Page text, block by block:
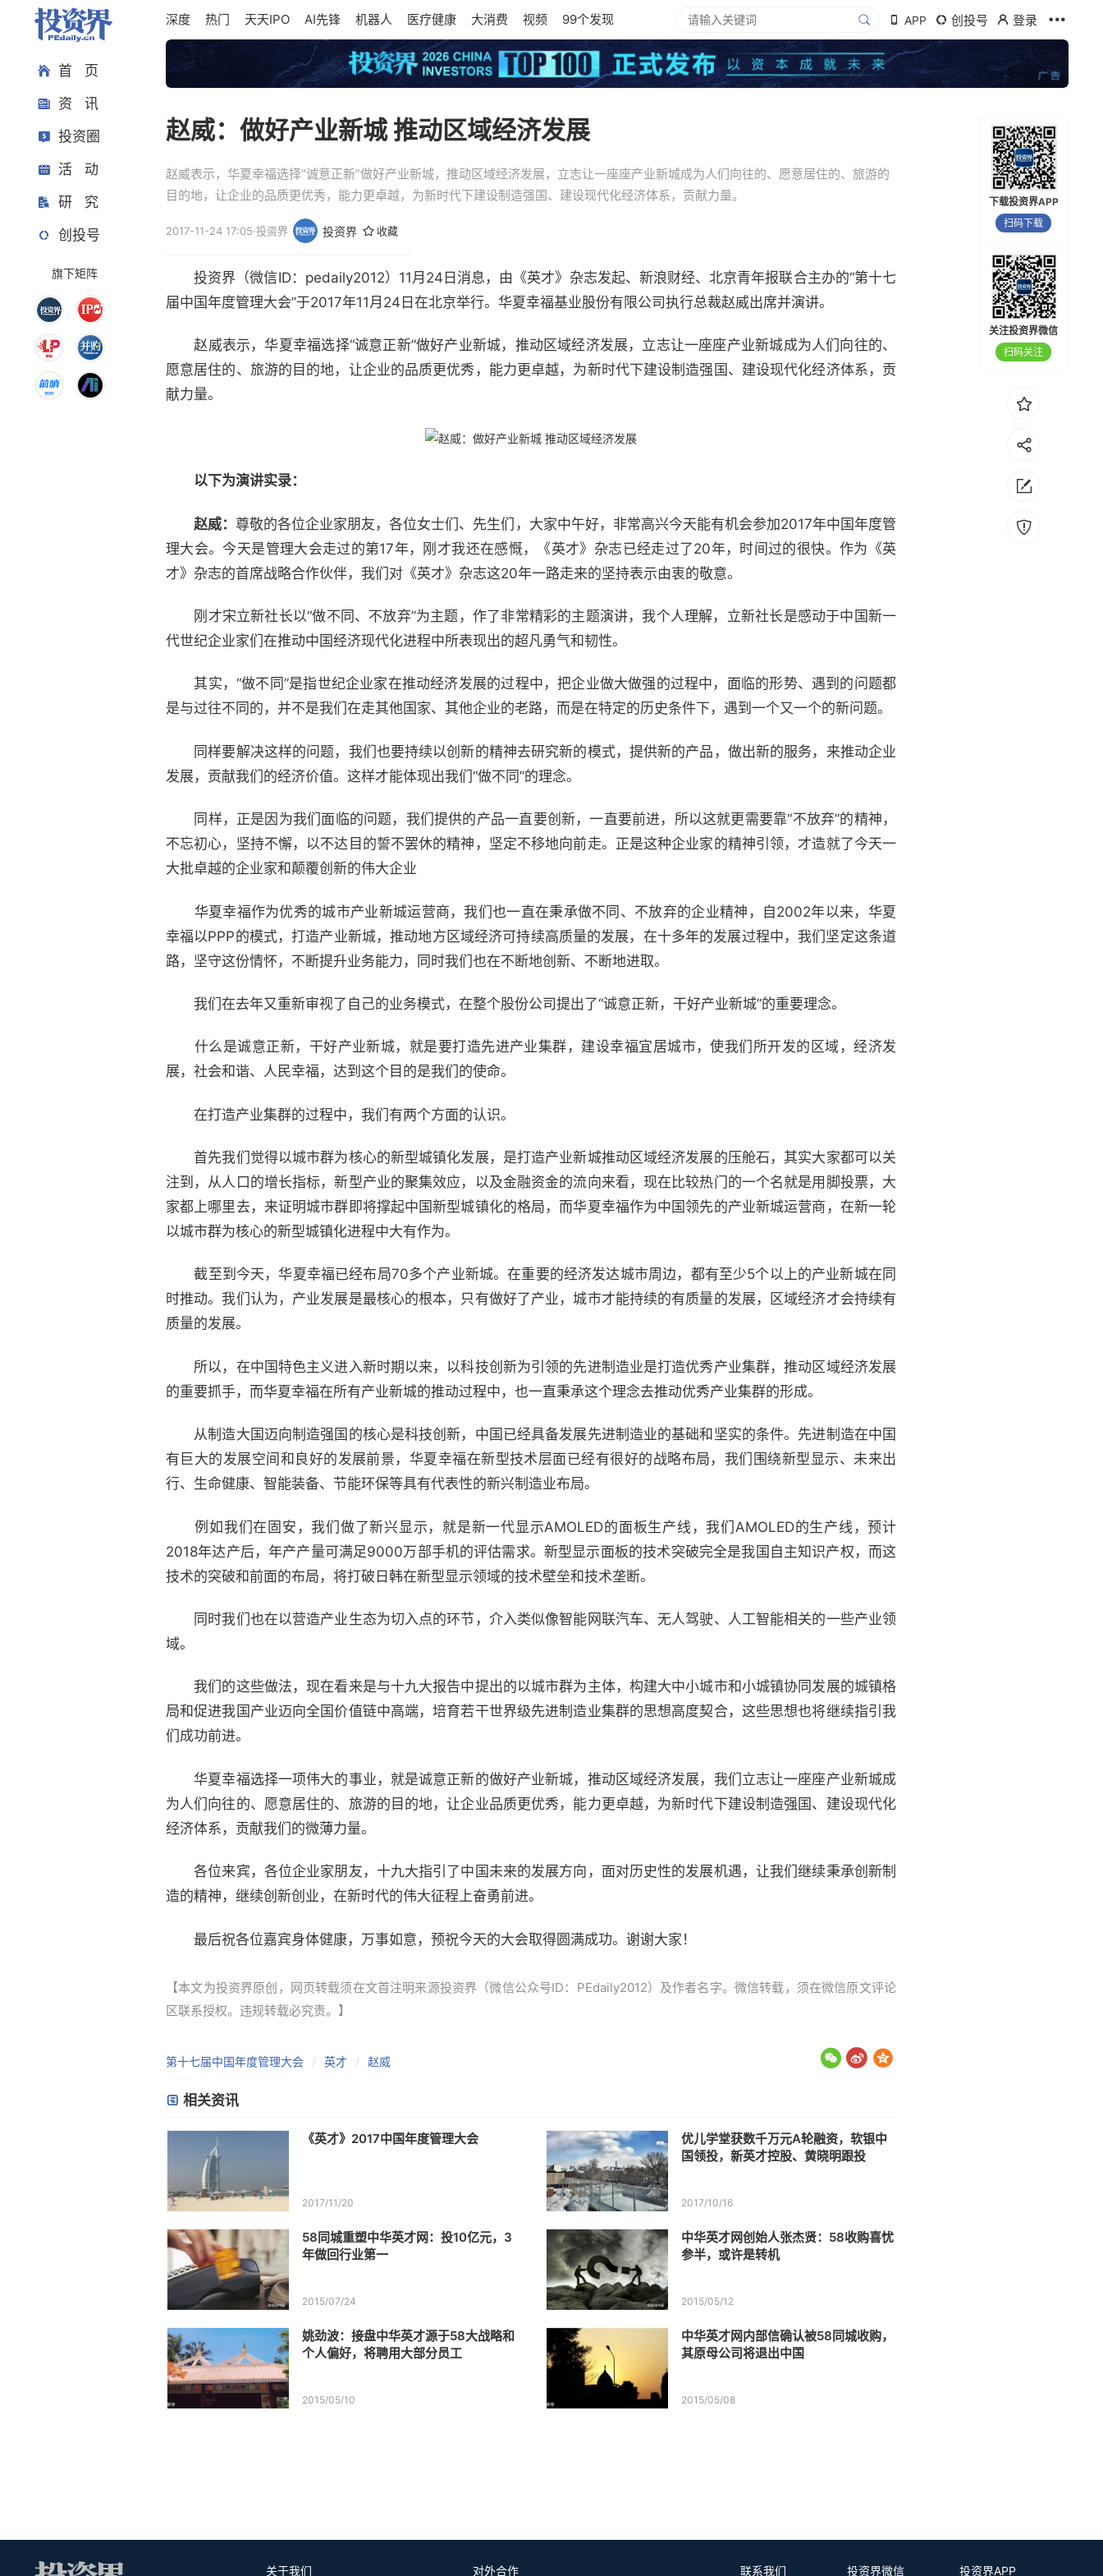
首 页
资 讯
投资圈
活 动
研 究
创投号
旗下矩阵
深度 热门 天天IPO AI先锋 机器人 医疗健康 大消费 视频 99个发现 APP 创投号 登录
赵威：做好产业新城 推动区域经济发展
赵威表示，华夏幸福选择“诚意正新”做好产业新城，推动区域经济发展，立志让一座座产业新城成为人们向往的、愿意居住的、旅游的
目的地，让企业的品质更优秀，能力更卓越，为新时代下建设制造强国、建设现代化经济体系，贡献力量。
2017-11-24 17:05·投资界 投资界 收藏
投资界（微信ID：pedaily2012）11月24日消息，由《英才》杂志发起、新浪财经、北京青年报联合主办的“第十七
届中国年度管理大会”于2017年11月24日在北京举行。华夏幸福基业股份有限公司执行总裁赵威出席并演讲。
赵威表示，华夏幸福选择“诚意正新”做好产业新城，推动区域经济发展，立志让一座座产业新城成为人们向往的、
愿意居住的、旅游的目的地，让企业的品质更优秀，能力更卓越，为新时代下建设制造强国、建设现代化经济体系，贡
献力量。
以下为演讲实录：
赵威：尊敬的各位企业家朋友，各位女士们、先生们，大家中午好，非常高兴今天能有机会参加2017年中国年度管
理大会。今天是管理大会走过的第17年，刚才我还在感慨，《英才》杂志已经走过了20年，时间过的很快。作为《英
才》杂志的首席战略合作伙伴，我们对《英才》杂志这20年一路走来的坚持表示由衷的敬意。
刚才宋立新社长以“做不同、不放弃”为主题，作了非常精彩的主题演讲，我个人理解，立新社长是感动于中国新一
代世纪企业家们在推动中国经济现代化进程中所表现出的超凡勇气和韧性。
其实，“做不同”是指世纪企业家在推动经济发展的过程中，把企业做大做强的过程中，面临的形势、遇到的问题都
是与过往不同的，并不是我们在走其他国家、其他企业的老路，而是在特定的历史条件下，遇到一个又一个的新问题。
同样要解决这样的问题，我们也要持续以创新的精神去研究新的模式，提供新的产品，做出新的服务，来推动企业
发展，贡献我们的经济价值。这样才能体现出我们“做不同”的理念。
同样，正是因为我们面临的问题，我们提供的产品一直要创新，一直要前进，所以这就更需要靠“不放弃”的精神，
不忘初心，坚持不懈，以不达目的誓不罢休的精神，坚定不移地向前走。正是这种企业家的精神引领，才造就了今天一
大批卓越的企业家和颠覆创新的伟大企业
华夏幸福作为优秀的城市产业新城运营商，我们也一直在秉承做不同、不放弃的企业精神，自2002年以来，华夏
幸福以PPP的模式，打造产业新城，推动地方区域经济可持续高质量的发展，在十多年的发展过程中，我们坚定这条道
路，坚守这份情怀，不断提升业务能力，同时我们也在不断地创新、不断地进取。
我们在去年又重新审视了自己的业务模式，在整个股份公司提出了“诚意正新，干好产业新城”的重要理念。
什么是诚意正新，干好产业新城，就是要打造先进产业集群，建设幸福宜居城市，使我们所开发的区域，经济发
展，社会和谐、人民幸福，达到这个目的是我们的使命。
在打造产业集群的过程中，我们有两个方面的认识。
首先我们觉得以城市群为核心的新型城镇化发展，是打造产业新城推动区域经济发展的压舱石，其实大家都可以关
注到，从人口的增长指标，新型产业的聚集效应，以及金融资金的流向来看，现在比较热门的一个名就是用脚投票，大
家都上哪里去，来证明城市群即将撑起中国新型城镇化的格局，而华夏幸福作为中国领先的产业新城运营商，在新一轮
以城市群为核心的新型城镇化进程中大有作为。
截至到今天，华夏幸福已经布局70多个产业新城。在重要的经济发达城市周边，都有至少5个以上的产业新城在同
时推动。我们认为，产业发展是最核心的根本，只有做好了产业，城市才能持续的有质量的发展，区域经济才会持续有
质量的发展。
所以，在中国特色主义进入新时期以来，以科技创新为引领的先进制造业是打造优秀产业集群，推动区域经济发展
的重要抓手，而华夏幸福在所有产业新城的推动过程中，也一直秉承这个理念去推动优秀产业集群的形成。
从制造大国迈向制造强国的核心是科技创新，中国已经具备发展先进制造业的基础和坚实的条件。先进制造在中国
有巨大的发展空间和良好的发展前景，华夏幸福在新型技术层面已经有很好的战略布局，我们围绕新型显示、未来出
行、生命健康、智能装备、节能环保等具有代表性的新兴制造业布局。
例如我们在固安，我们做了新兴显示，就是新一代显示AMOLED的面板生产线，我们AMOLED的生产线，预计
2018年达产后，年产产量可满足9000万部手机的评估需求。新型显示面板的技术突破完全是我国自主知识产权，而这
技术的突破和前面的布局，将打破日韩在新型显示领域的技术壁垒和技术垄断。
同时我们也在以营造产业生态为切入点的环节，介入类似像智能网联汽车、无人驾驶、人工智能相关的一些产业领
域。
我们的这些做法，现在看来是与十九大报告中提出的以城市群为主体，构建大中小城市和小城镇协同发展的城镇格
局和促进我国产业迈向全国价值链中高端，培育若干世界级先进制造业集群的思想高度契合，这些思想也将继续指引我
们成功前进。
华夏幸福选择一项伟大的事业，就是诚意正新的做好产业新城，推动区域经济发展，我们立志让一座座产业新城成
为人们向往的、愿意居住的、旅游的目的地，让企业品质更优秀，能力更卓越，为新时代下建设制造强国、建设现代化
经济体系，贡献我们的微薄力量。
各位来宾，各位企业家朋友，十九大指引了中国未来的发展方向，面对历史性的发展机遇，让我们继续秉承创新制
造的精神，继续创新创业，在新时代的伟大征程上奋勇前进。
最后祝各位嘉宾身体健康，万事如意，预祝今天的大会取得圆满成功。 谢谢大家！
【本文为投资界原创，网页转载须在文首注明来源投资界（微信公众号ID：PEdaily2012）及作者名字。微信转载，须在微信原文评论
区联系授权。违规转载必究责。】
第十七届中国年度管理大会 英才 赵威
相关资讯
《英才》2017中国年度管理大会
2017/11/20
优儿学堂获数千万元A轮融资，软银中
国领投，新英才控股、黄晓明跟投
2017/10/16
58同城重塑中华英才网：投10亿元，3
年做回行业第一
2015/07/24
中华英才网创始人张杰贤：58收购喜忧
参半，或许是转机
2015/05/12
姚劲波：接盘中华英才源于58大战略和
个人偏好，将聘用大部分员工
2015/05/10
中华英才网内部信确认被58同城收购，
其原母公司将退出中国
2015/05/08
下载投资界APP
扫码下载
关注投资界微信
扫码关注
关于我们 对外合作 联系我们 投资界微信 投资界APP